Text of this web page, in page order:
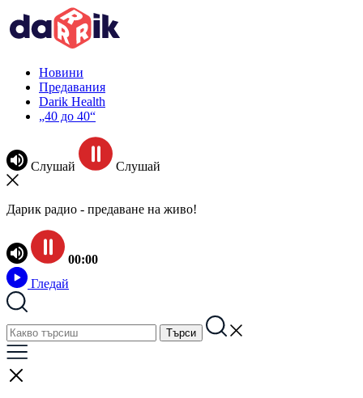
Новини
Предавания
Darik Health
„40 до 40“
Слушай Слушай
Дарик радио - предаване на живо!
00:00
Гледай